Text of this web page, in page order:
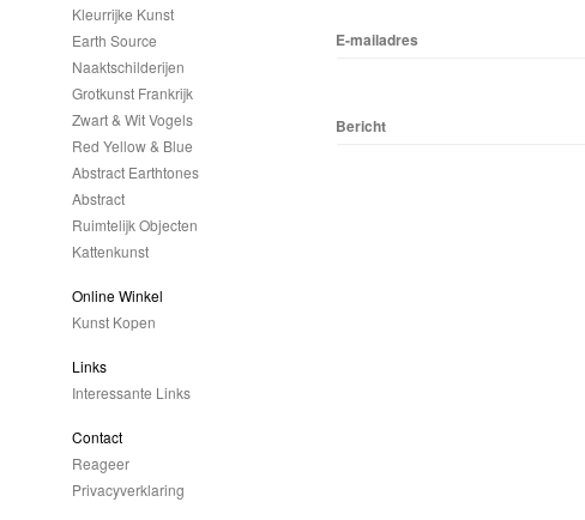
E-mailadres
Bericht
Kleurrijke Kunst
Earth Source
Naaktschilderijen
Grotkunst Frankrijk
Zwart & Wit Vogels
Red Yellow & Blue
Abstract Earthtones
Abstract
Ruimtelijk Objecten
Kattenkunst
Online Winkel
Kunst Kopen
Links
Interessante Links
Contact
Reageer
Privacyverklaring